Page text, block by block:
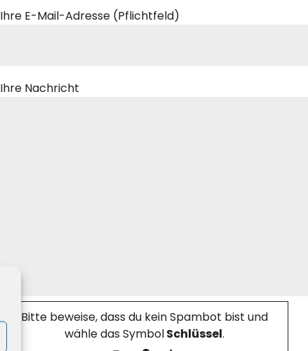
Ihre E-Mail-Adresse (Pflichtfeld)
Ihre Nachricht
Bitte beweise, dass du kein Spambot bist und
wähle das SymbolSchlüssel.